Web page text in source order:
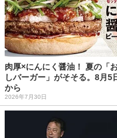
肉厚×にんにく醤油！ 夏の「
しバーガー」がそそる。8月5
から
2026年7月30日